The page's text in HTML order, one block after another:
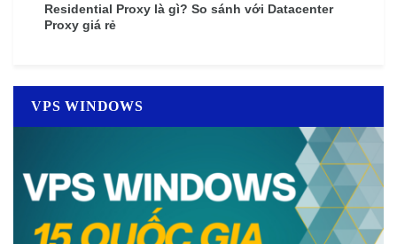
Residential Proxy là gì? So sánh với Datacenter
Proxy giá rẻ
VPS WINDOWS